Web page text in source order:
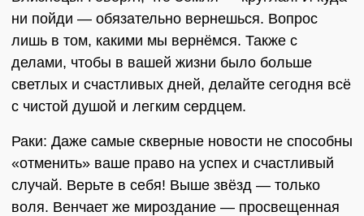
ни пойди — обязательно вернешься. Вопрос
лишь в том, какими мы вернёмся. Также с
делами, чтобы в вашей жизни было больше
светлых и счастливых дней, делайте сегодня всё
с чистой душой и легким сердцем.
Раки: Даже самые скверные новости не способны
«отменить» ваше право на успех и счастливый
случай. Верьте в себя! Выше звёзд — только
воля. Венчает же мироздание — просвещенная